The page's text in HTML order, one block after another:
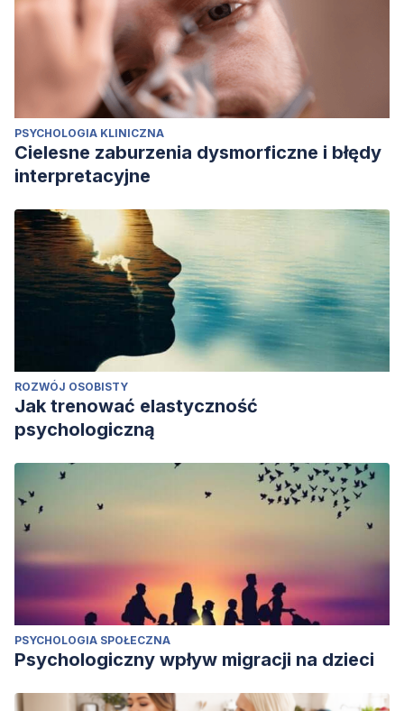
PSYCHOLOGIA KLINICZNA
Cielesne zaburzenia dysmorficzne i błędy
interpretacyjne
ROZWÓJ OSOBISTY
Jak trenować elastyczność
psychologiczną
PSYCHOLOGIA SPOŁECZNA
Psychologiczny wpływ migracji na dzieci